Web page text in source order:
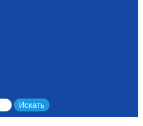
Искать